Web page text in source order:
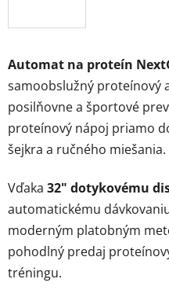
Automat na proteín
samoobslužný proteínový
posilňovne a športové
proteínový nápoj priamo
šejkra a ručného miešania.
Vďaka 32" dotykovému
automatickému
moderným platobným
pohodlný predaj
tréningu.